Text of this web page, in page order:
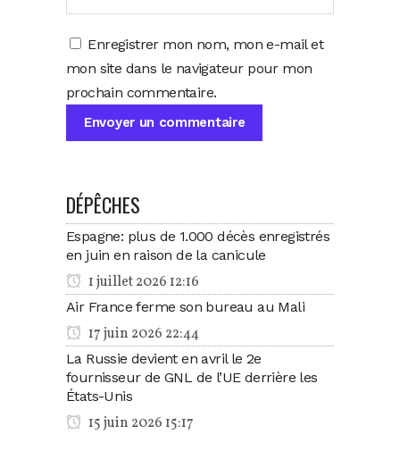
Enregistrer mon nom, mon e-mail et
mon site dans le navigateur pour mon
prochain commentaire.
DÉPÊCHES
Espagne: plus de 1.000 décès enregistrés
en juin en raison de la canicule
1 juillet 2026 12:16
Air France ferme son bureau au Mali
17 juin 2026 22:44
La Russie devient en avril le 2e
fournisseur de GNL de l’UE derrière les
États-Unis
15 juin 2026 15:17